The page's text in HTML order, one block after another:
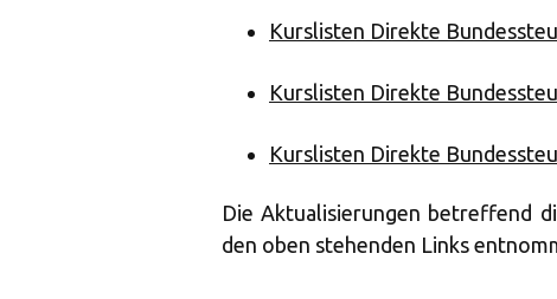
Kurslisten Direkte
Kurslisten Direkte
Kurslisten Direkte
Die Aktualisierungen betreffend
den oben stehenden Links